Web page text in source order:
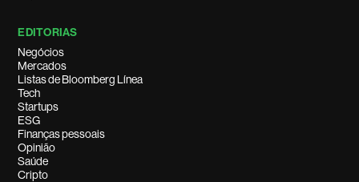
EDITORIAS
Negócios
Mercados
Listas de Bloomberg Línea
Tech
Startups
ESG
Finanças pessoais
Opinião
Saúde
Cripto